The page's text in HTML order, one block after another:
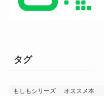
タグ
もしもシリーズ オススメ本